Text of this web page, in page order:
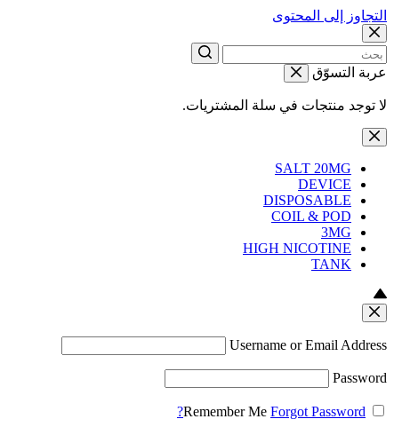
التجاوز إلى المحتوى
عربة التسوّق
لا توجد منتجات في سلة المشتريات.
SALT 20MG
DEVICE
DISPOSABLE
COIL & POD
3MG
HIGH NICOTINE
TANK
Username or Email Address
Password
Remember Me Forgot Password?